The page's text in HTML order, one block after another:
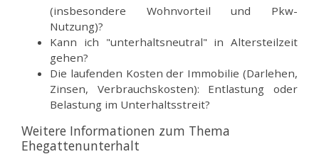
(insbesondere Wohnvorteil und Pkw-
Nutzung)?
Kann ich "unterhaltsneutral" in Altersteilzeit
gehen?
Die laufenden Kosten der Immobilie (Darlehen,
Zinsen, Verbrauchskosten): Entlastung oder
Belastung im Unterhaltsstreit?
Weitere Informationen zum Thema
Ehegattenunterhalt